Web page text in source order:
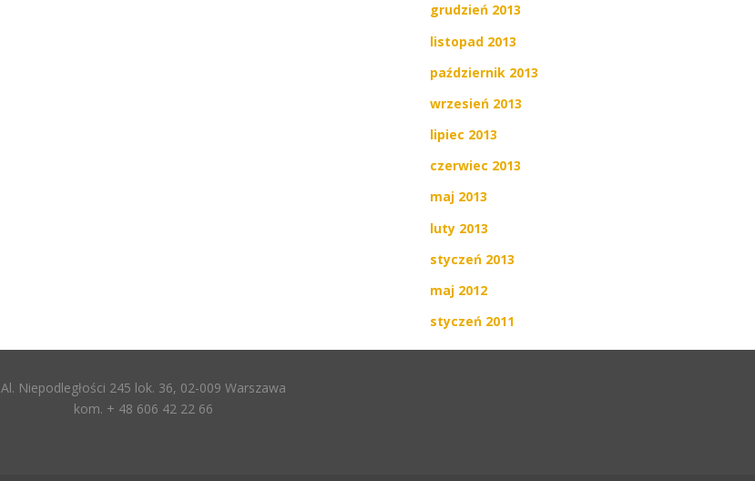
grudzień 2013
listopad 2013
październik 2013
wrzesień 2013
lipiec 2013
czerwiec 2013
maj 2013
luty 2013
styczeń 2013
maj 2012
styczeń 2011
Al. Niepodległości 245 lok. 36, 02-009 Warszawa
kom. + 48 606 42 22 66